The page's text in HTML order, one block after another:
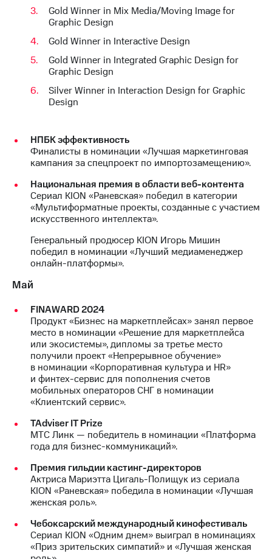
Gold Winner in Mix Media/Moving Image for
Graphic Design
Gold Winner in Interactive Design
Gold Winner in Integrated Graphic Design for
Graphic Design
Silver Winner in Interaction Design for Graphic
Design
НПБК эффективность
Финалисты в номинации «Лучшая маркетинговая
кампания за спецпроект по импортозамещению».
Национальная премия в области веб-контента
Сериал KION «Раневская» победил в категории
«Мультиформатные проекты, созданные с участием
искусственного интеллекта».
Генеральный продюсер KION Игорь Мишин
победил в номинации «Лучший медиаменеджер
онлайн-платформы».
Май
FINAWARD 2024
Продукт «Бизнес на маркетплейсах» занял первое
место в номинации «Решение для маркетплейса
или экосистемы», дипломы за третье место
получили проект «Непрерывное обучение»
в номинации «Корпоративная культура и HR»
и финтех-сервис для пополнения счетов
мобильных операторов СНГ в номинации
«Клиентский сервис».
TAdviser IT Prize
МТС Линк — победитель в номинации «Платформа
года для бизнес-коммуникаций».
Премия гильдии кастинг-директоров
Актриса Мариэтта Цигаль-Полищук из сериала
KION «Раневская» победила в номинации «Лучшая
женская роль».
Чебоксарский международный кинофестиваль
Сериал KION «Одним днем» выиграл в номинациях
«Приз зрительских симпатий» и «Лучшая женская